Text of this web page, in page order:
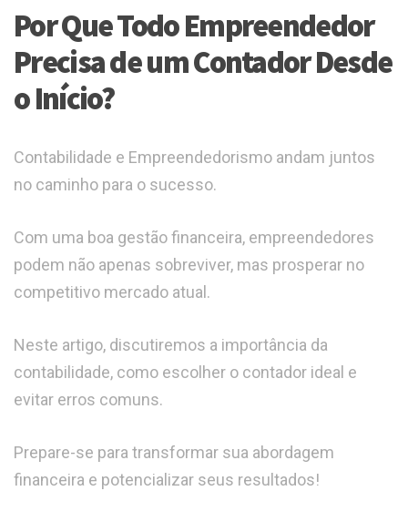
Por Que Todo Empreendedor
Precisa de um Contador Desde
o Início?
Contabilidade e Empreendedorismo andam juntos
no caminho para o sucesso.
Com uma boa gestão financeira, empreendedores
podem não apenas sobreviver, mas prosperar no
competitivo mercado atual.
Neste artigo, discutiremos a importância da
contabilidade, como escolher o contador ideal e
evitar erros comuns.
Prepare-se para transformar sua abordagem
financeira e potencializar seus resultados!